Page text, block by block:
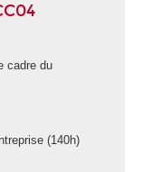
cadre du
(140h)